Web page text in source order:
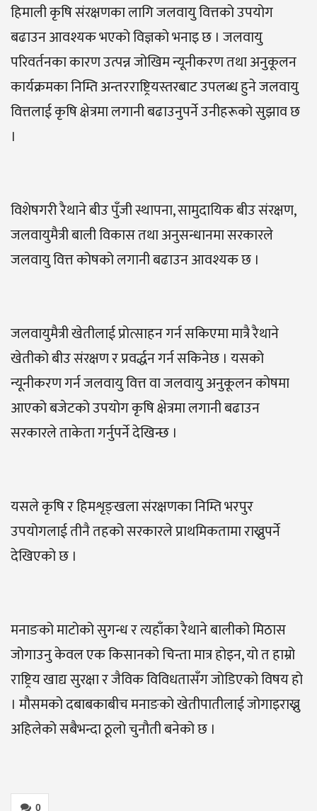
हिमाली कृषि संरक्षणका लागि जलवायु वित्तको उपयोग
बढाउन आवश्यक भएको विज्ञको भनाइ छ । जलवायु
परिवर्तनका कारण उत्पन्न जोखिम न्यूनीकरण तथा अनुकूलन
कार्यक्रमका निम्ति अन्तरराष्ट्रियस्तरबाट उपलब्ध हुने जलवायु
वित्तलाई कृषि क्षेत्रमा लगानी बढाउनुपर्ने उनीहरूको सुझाव छ
।
विशेषगरी रैथाने बीउ पुँजी स्थापना, सामुदायिक बीउ संरक्षण,
जलवायुमैत्री बाली विकास तथा अनुसन्धानमा सरकारले
जलवायु वित्त कोषको लगानी बढाउन आवश्यक छ ।
जलवायुमैत्री खेतीलाई प्रोत्साहन गर्न सकिएमा मात्रै रैथाने
खेतीको बीउ संरक्षण र प्रवर्द्धन गर्न सकिनेछ । यसको
न्यूनीकरण गर्न जलवायु वित्त वा जलवायु अनुकूलन कोषमा
आएको बजेटको उपयोग कृषि क्षेत्रमा लगानी बढाउन
सरकारले ताकेता गर्नुपर्ने देखिन्छ ।
यसले कृषि र हिमशृङ्खला संरक्षणका निम्ति भरपुर
उपयोगलाई तीनै तहको सरकारले प्राथमिकतामा राख्नुपर्ने
देखिएको छ ।
मनाङको माटोको सुगन्ध र त्यहाँका रैथाने बालीको मिठास
जोगाउनु केवल एक किसानको चिन्ता मात्र होइन, यो त हाम्रो
राष्ट्रिय खाद्य सुरक्षा र जैविक विविधतासँग जोडिएको विषय हो
। मौसमको दबाबकाबीच मनाङको खेतीपातीलाई जोगाइराख्नु
अहिलेको सबैभन्दा ठूलो चुनौती बनेको छ ।
0